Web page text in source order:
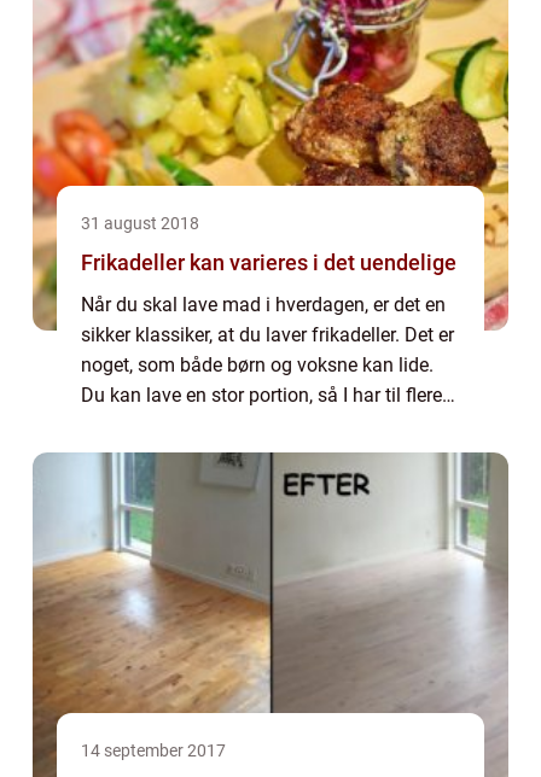
31 august 2018
Frikadeller kan varieres i det uendelige
Når du skal lave mad i hverdagen, er det en
sikker klassiker, at du laver frikadeller. Det er
noget, som både børn og voksne kan lide.
Du kan lave en stor portion, så I har til flere
14 september 2017